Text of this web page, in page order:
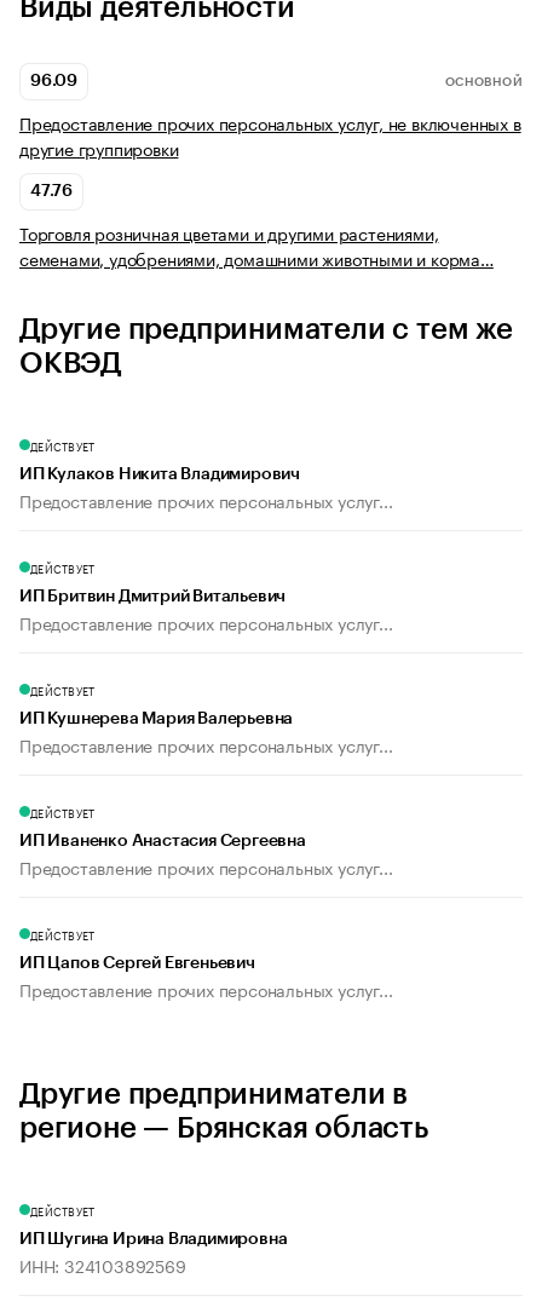
Виды деятельности
96.09 ОСНОВНОЙ
Предоставление прочих персональных услуг, не включенных в
другие группировки
47.76
Торговля розничная цветами и другими растениями,
семенами, удобрениями, домашними животными и корма…
Другие предприниматели с тем же
ОКВЭД
ДЕЙСТВУЕТ
ИП Кулаков Никита Владимирович
Предоставление прочих персональных услуг...
ДЕЙСТВУЕТ
ИП Бритвин Дмитрий Витальевич
Предоставление прочих персональных услуг...
ДЕЙСТВУЕТ
ИП Кушнерева Мария Валерьевна
Предоставление прочих персональных услуг...
ДЕЙСТВУЕТ
ИП Иваненко Анастасия Сергеевна
Предоставление прочих персональных услуг...
ДЕЙСТВУЕТ
ИП Цапов Сергей Евгеньевич
Предоставление прочих персональных услуг...
Другие предприниматели в
регионе — Брянская область
ДЕЙСТВУЕТ
ИП Шугина Ирина Владимировна
ИНН: 324103892569